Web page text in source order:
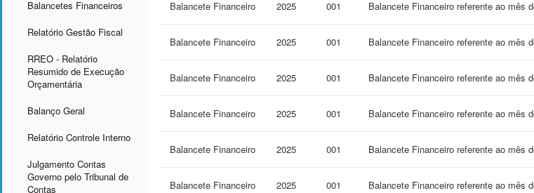
Balancetes Financeiros
Relatório Gestão Fiscal
RREO - Relatório
Resumido de Execução
Orçamentária
Balanço Geral
Relatório Controle Interno
Julgamento Contas
Governo pelo Tribunal de
Contas
Balancete Financeiro 2025 001 Balancete Financeiro referente ao mês
Balancete Financeiro 2025 001 Balancete Financeiro referente ao mês
Balancete Financeiro 2025 001 Balancete Financeiro referente ao mês
Balancete Financeiro 2025 001 Balancete Financeiro referente ao mês
Balancete Financeiro 2025 001 Balancete Financeiro referente ao mês
Balancete Financeiro 2025 001 Balancete Financeiro referente ao mês